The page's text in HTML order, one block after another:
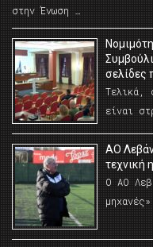
στην Ένωση …
σελίδες
Τελικά,
είναι
ΑΟ
τεχνική
Ο ΑΟ